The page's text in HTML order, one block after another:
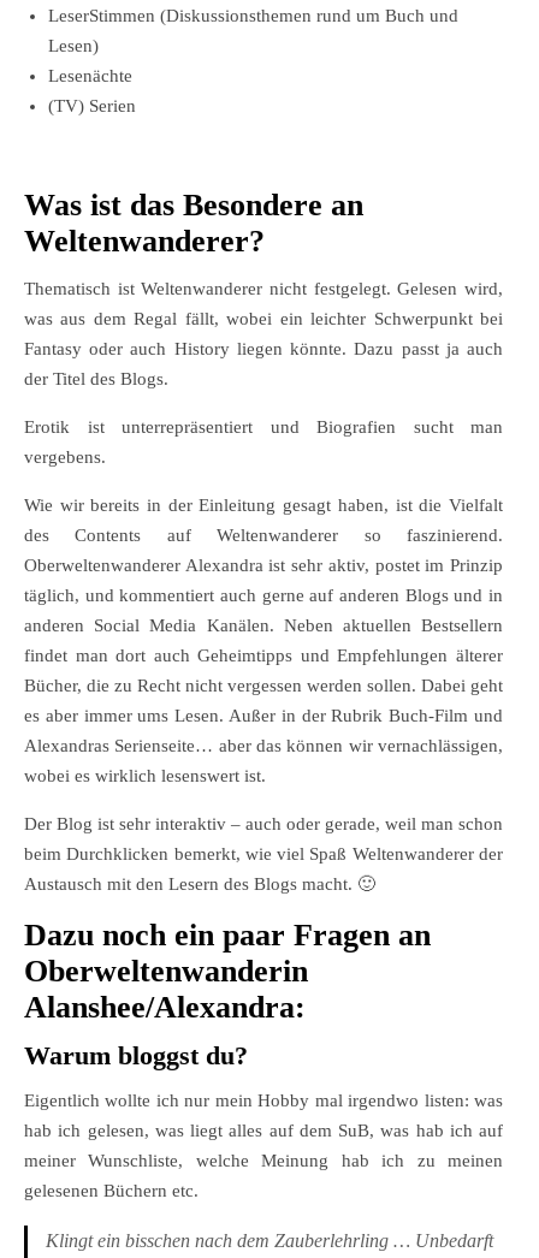
LeserStimmen (Diskussionsthemen rund um Buch und
Lesen)
Lesenächte
(TV) Serien
Was ist das Besondere an
Weltenwanderer?
Thematisch ist Weltenwanderer nicht festgelegt. Gelesen wird,
was aus dem Regal fällt, wobei ein leichter Schwerpunkt bei
Fantasy oder auch History liegen könnte. Dazu passt ja auch
der Titel des Blogs.
Erotik ist unterrepräsentiert und Biografien sucht man
vergebens.
Wie wir bereits in der Einleitung gesagt haben, ist die Vielfalt
des Contents auf Weltenwanderer so faszinierend.
Oberweltenwanderer Alexandra ist sehr aktiv, postet im Prinzip
täglich, und kommentiert auch gerne auf anderen Blogs und in
anderen Social Media Kanälen. Neben aktuellen Bestsellern
findet man dort auch Geheimtipps und Empfehlungen älterer
Bücher, die zu Recht nicht vergessen werden sollen. Dabei geht
es aber immer ums Lesen. Außer in der Rubrik Buch-Film und
Alexandras Serienseite… aber das können wir vernachlässigen,
wobei es wirklich lesenswert ist.
Der Blog ist sehr interaktiv – auch oder gerade, weil man schon
beim Durchklicken bemerkt, wie viel Spaß Weltenwanderer der
Austausch mit den Lesern des Blogs macht. 🙂
Dazu noch ein paar Fragen an
Oberweltenwanderin
Alanshee/Alexandra:
Warum bloggst du?
Eigentlich wollte ich nur mein Hobby mal irgendwo listen: was
hab ich gelesen, was liegt alles auf dem SuB, was hab ich auf
meiner Wunschliste, welche Meinung hab ich zu meinen
gelesenen Büchern etc.
Klingt ein bisschen nach dem Zauberlehrling … Unbedarft